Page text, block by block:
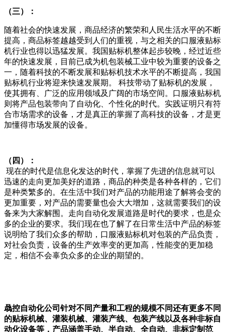
（三）：
随着社会的快速发展，商品经济的繁荣和人民生活水平的不断
提高，商品标签越越受到人们的重视，与之相关的口服液贴标
机行业也得以迅猛发展。我国贴标机整体起步较晚，经过近些
年的快速发展，目前已成为机包装械工业中较为重要的设备之
一，随着科技的不断发展和贴标机技术水平的不断提高，我国
贴标机行业将迎来快速发展期。 科技带动了贴标机的发展，
使其拥有、广泛的应用领域及广阔的市场空间。口服液贴标机
则将产品包装带向了自动化、个性化的时代。实践证明只有符
合市场需求的设备，才是真正的掌握了高科技的设备，才是更
加懂得市场发展的设备。
（四）：
现在的时代是信息化发达的时代，掌握了先进的信息就可以
迅速的走向更加美好的道路，商品的种类是各种各样的，它们
是种类繁多的。在生活中我们对产品的功能用途了解将会变的
更加重要，对产品的需要量也会大大增加，这就需要我们的设
备来为大家解围。走向自动化发展道路是时代的要求，也是众
多的企业的要求。我们现在也了解了在日常生活中产品的标签
说明给了我们众多的帮助，口服液贴标机对包装的产品负责，
对社会负责，设备的生产效率变的更加高，性能变的更加稳
定，相信不会辜负众多的企业的期望的。
骉控自动化公司针对不同产量和工程的规模不同还有更多不同
的贴标机械、灌装机械、灌装产线、包装产线以及各种非标自
动化设备等，产品涵盖手动、半自动、全自动、非标定制范